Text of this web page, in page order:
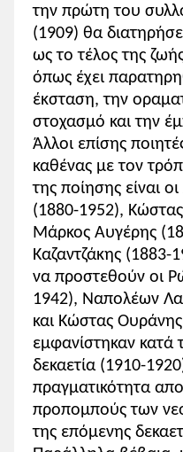
την πρώτη του
(1909) θα
ως το τέλος της
όπως έχει
έκσταση, την
στοχασμό και την
Άλλοι επίσης
καθένας με τον
της ποίησης είναι
(1880-1952),
Μάρκος Αυγέρης
Καζαντζάκης (1883-
να προστεθούν οι
1942), Ναπολέων
και Κώστας
εμφανίστηκαν κατά
δεκαετία (1910-
πραγματικότητα
προπομπούς των
της επόμενης